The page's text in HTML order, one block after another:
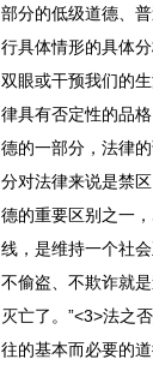
部分的低级道德、
行具体情形的具体
双眼或干预我们的
律具有否定性的品
德的一部分，法律
分对法律来说是禁
德的重要区别之一
线，是维持一个社
不偷盗、不欺诈就
灭亡了。”<3>法之
往的基本而必要的